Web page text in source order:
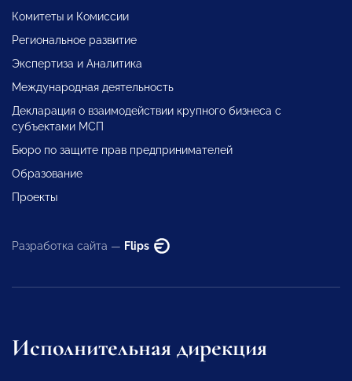
Комитеты и Комиссии
Региональное развитие
Экспертиза и Аналитика
Международная деятельность
Декларация о взаимодействии крупного бизнеса с
субъектами МСП
Бюро по защите прав предпринимателей
Образование
Проекты
Разработка сайта — Flips
Исполнительная дирекция